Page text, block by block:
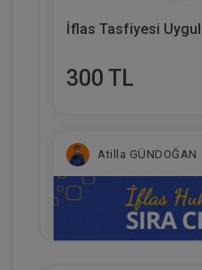
İflas Tasfiyesi
300 TL
Atilla GÜNDOĞAN